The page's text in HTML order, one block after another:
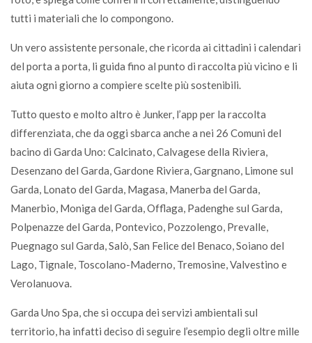
tutti i materiali che lo compongono.
Un vero assistente personale, che ricorda ai cittadini i calendari
del porta a porta, li guida fino al punto di raccolta più vicino e li
aiuta ogni giorno a compiere scelte più sostenibili.
Tutto questo e molto altro è Junker, l’app per la raccolta
differenziata, che da oggi sbarca anche a nei 26 Comuni del
bacino di Garda Uno: Calcinato, Calvagese della Riviera,
Desenzano del Garda, Gardone Riviera, Gargnano, Limone sul
Garda, Lonato del Garda, Magasa, Manerba del Garda,
Manerbio, Moniga del Garda, Offlaga, Padenghe sul Garda,
Polpenazze del Garda, Pontevico, Pozzolengo, Prevalle,
Puegnago sul Garda, Salò, San Felice del Benaco, Soiano del
Lago, Tignale, Toscolano-Maderno, Tremosine, Valvestino e
Verolanuova.
Garda Uno Spa, che si occupa dei servizi ambientali sul
territorio, ha infatti deciso di seguire l’esempio degli oltre mille